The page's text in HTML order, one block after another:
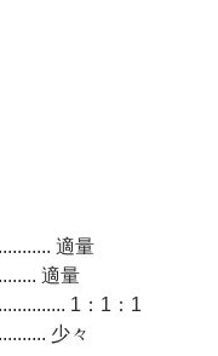
適量
適量
1：1：1
少々